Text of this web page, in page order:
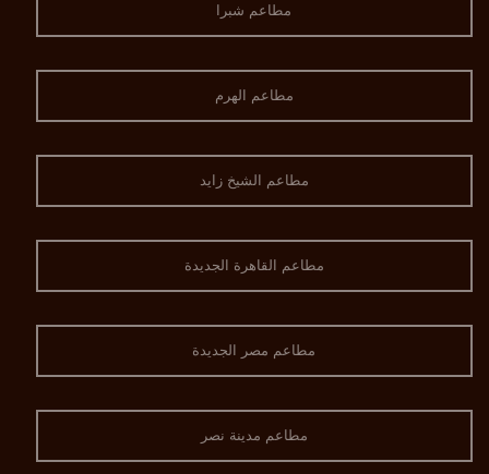
مطاعم شبرا
مطاعم الهرم
مطاعم الشيخ زايد
مطاعم القاهرة الجديدة
مطاعم مصر الجديدة
مطاعم مدينة نصر